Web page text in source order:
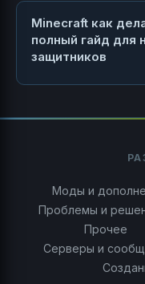
Minecraft как
полный гайд для
защитников
Моды и
Проблемы и
Прочее
Серверы и